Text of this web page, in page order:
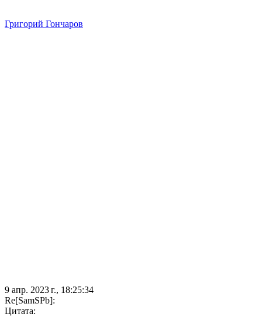
Григорий Гончаров
9 апр. 2023 г., 18:25:34
Re[SamSPb]:
Цитата: